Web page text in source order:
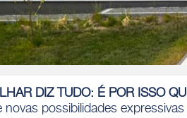
DIZ TUDO: É POR ISSO
novas possibilidades